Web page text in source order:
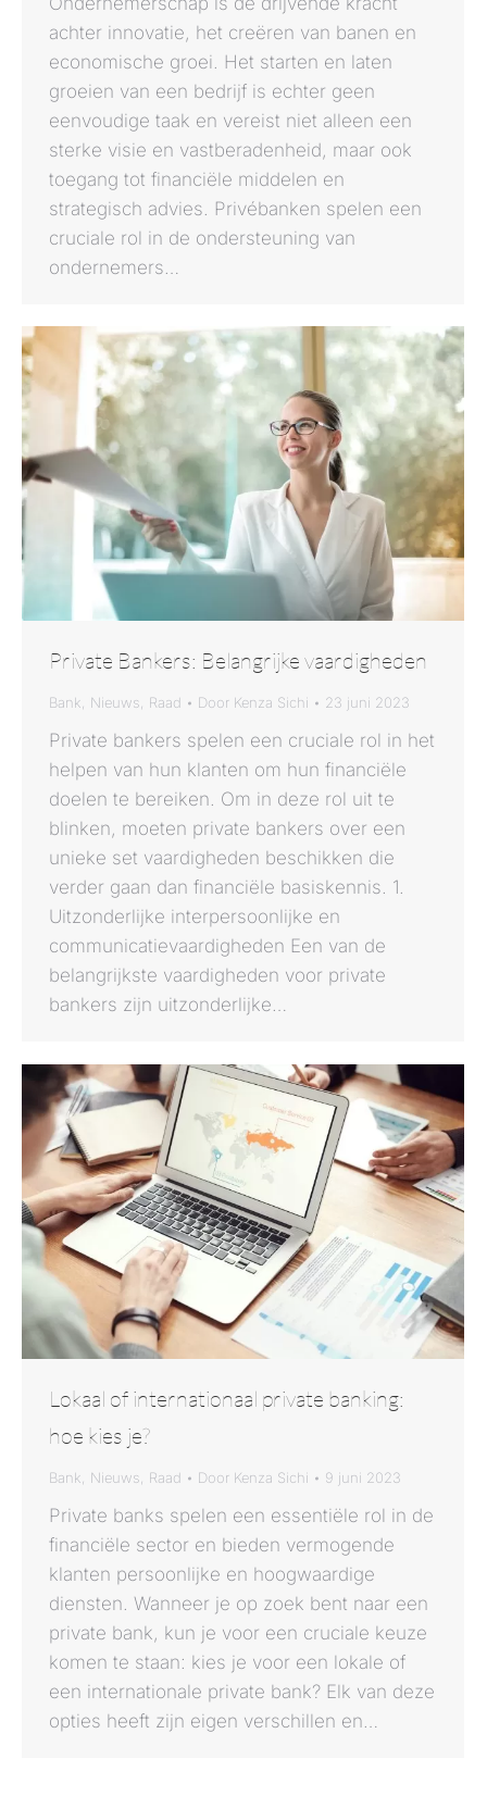
achter innovatie, het creëren van banen en
economische groei. Het starten en laten
groeien van een bedrijf is echter geen
eenvoudige taak en vereist niet alleen een
sterke visie en vastberadenheid, maar ook
toegang tot financiële middelen en
strategisch advies. Privébanken spelen een
cruciale rol in de ondersteuning van
ondernemers…
Private Bankers: Belangrijke vaardigheden
Bank Nieuws Raad Door Kenza Sichi 23 juni 2023
Private bankers spelen een cruciale rol in het
helpen van hun klanten om hun financiële
doelen te bereiken. Om in deze rol uit te
blinken, moeten private bankers over een
unieke set vaardigheden beschikken die
verder gaan dan financiële basiskennis. 1.
Uitzonderlijke interpersoonlijke en
communicatievaardigheden Een van de
belangrijkste vaardigheden voor private
bankers zijn uitzonderlijke…
Lokaal of internationaal private banking:
hoe kies je?
Bank Nieuws Raad Door Kenza Sichi 9 juni 2023
Private banks spelen een essentiële rol in de
financiële sector en bieden vermogende
klanten persoonlijke en hoogwaardige
diensten. Wanneer je op zoek bent naar een
private bank, kun je voor een cruciale keuze
komen te staan: kies je voor een lokale of
een internationale private bank? Elk van deze
opties heeft zijn eigen verschillen en…